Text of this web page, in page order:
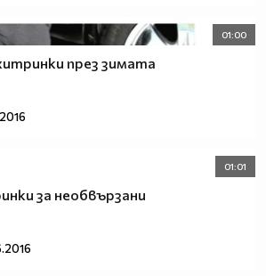
01:00
през зимата
01:01
за необвързани